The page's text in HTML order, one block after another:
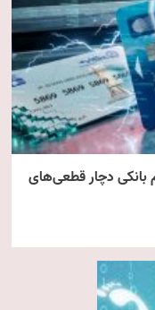
دچار قطعی‌های